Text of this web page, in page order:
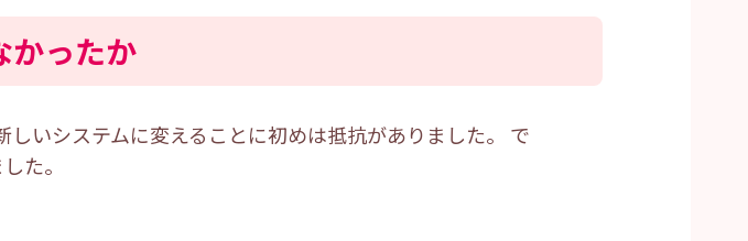
かったか
いシステムに変えることに初めは抵抗がありました。 で
た。